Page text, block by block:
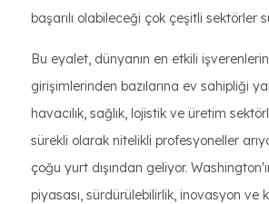
başarılı olabileceği çok çeşitli sektörler
Bu eyalet, dünyanın en etkili
girişimlerinden bazılarına ev sahipliği
havacılık, sağlık, lojistik ve üretim
sürekli olarak nitelikli profesyoneller
çoğu yurt dışından geliyor.
piyasası, sürdürülebilirlik, inovasyon ve